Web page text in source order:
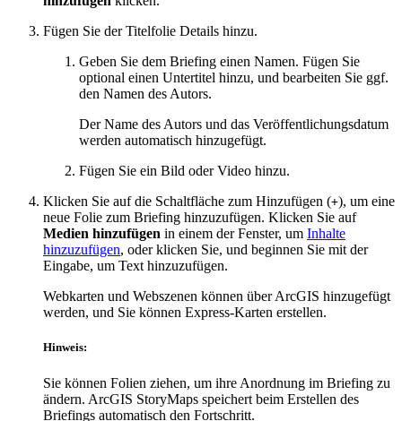
Fügen Sie der Titelfolie Details hinzu.
Geben Sie dem Briefing einen Namen. Fügen Sie
optional einen Untertitel hinzu, und bearbeiten Sie ggf.
den Namen des Autors.
Der Name des Autors und das Veröffentlichungsdatum
werden automatisch hinzugefügt.
Fügen Sie ein Bild oder Video hinzu.
Klicken Sie auf die Schaltfläche zum Hinzufügen (+), um eine
neue Folie zum Briefing hinzuzufügen. Klicken Sie auf
Medien hinzufügen in einem der Fenster, um Inhalte
hinzuzufügen, oder klicken Sie, und beginnen Sie mit der
Eingabe, um Text hinzuzufügen.
Webkarten und Webszenen können über ArcGIS hinzugefügt
werden, und Sie können Express-Karten erstellen.
Hinweis:
Sie können Folien ziehen, um ihre Anordnung im Briefing zu
ändern. ArcGIS StoryMaps speichert beim Erstellen des
Briefings automatisch den Fortschritt.